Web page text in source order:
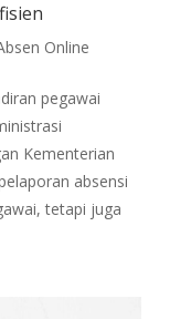
Online
pegawai
Kementerian
absensi
tetapi juga